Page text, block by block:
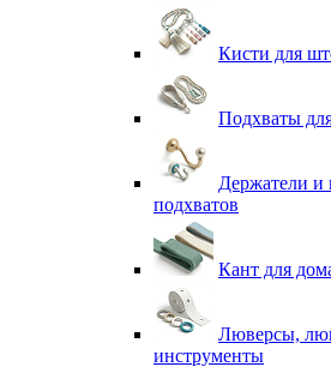
Кисти для
Подхваты
Держатели и
подхватов
Кант для
Люверсы,
инструменты